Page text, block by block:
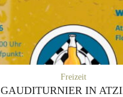
Freizeit
GAUDITURNIER IN